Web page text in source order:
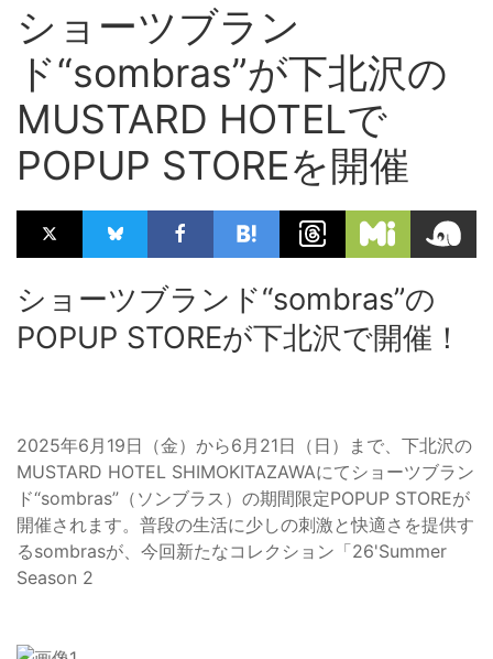
ショーツブラン
ド“sombras”が下北沢の
MUSTARD HOTELで
POPUP STOREを開催
ショーツブランド“sombras”の
POPUP STOREが下北沢で開催！
2025年6月19日（金）から6月21日（日）まで、下北沢の
MUSTARD HOTEL SHIMOKITAZAWAにてショーツブラン
ド“sombras”（ソンブラス）の期間限定POPUP STOREが
開催されます。普段の生活に少しの刺激と快適さを提供す
るsombrasが、今回新たなコレクション「26'Summer
Season 2